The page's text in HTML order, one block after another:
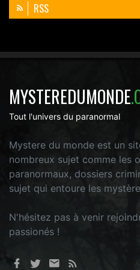
RSS
MYSTEREDUMONDE
Tout l'univers du paranormal
Mystere du monde est un
nombreux sujet comme les
paranormaux, dossiers
sujet qui entoure les
N'hésitez pas à venir
passionés !